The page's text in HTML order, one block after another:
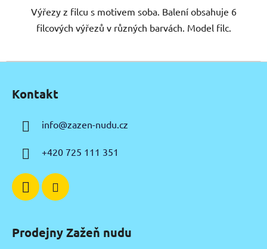
Výřezy z filcu s motivem soba. Balení obsahuje 6
filcových výřezů v různých barvách. Model filc.
Kontakt
info@zazen-nudu.cz
+420 725 111 351
Prodejny Zažeň nudu